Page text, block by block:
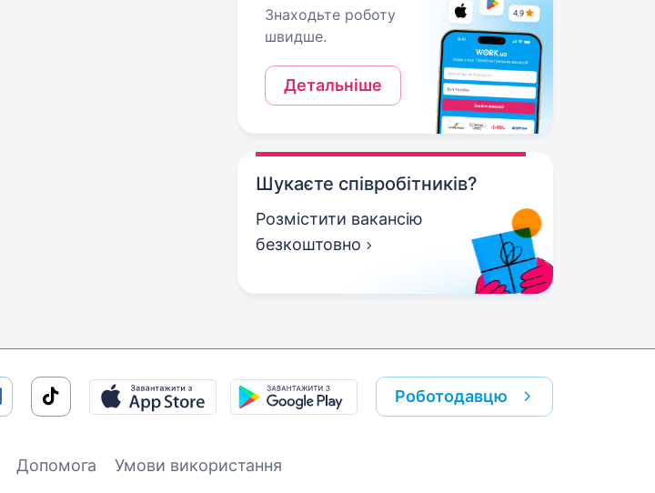
Знаходьте роботу
швидше.
Детальніше
Шукаєте співробітників?
Розмістити вакансію
безкоштовно
Роботодавцю
Допомога
Умови використання